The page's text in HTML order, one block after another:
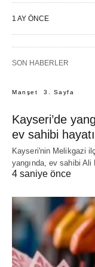
1 AY ÖNCE
SON HABERLER
Manşet 3. Sayfa
Kayseri’de
ev sahibi
Kayseri'nin Melikgazi
yangında, ev sahibi
4 saniye önce